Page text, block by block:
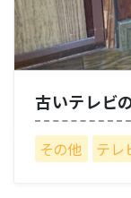
古いテレビ
その他 テレ